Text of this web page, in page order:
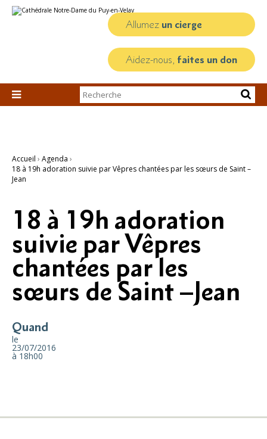
au
personnels
Allumez un cierge
Aidez-nous, faites un don

Chercher par
Recherche
Accueil › Agenda ›
18 à 19h adoration suivie par Vêpres chantées par les sœurs de Saint –
Jean
18 à 19h adoration
suivie par Vêpres
chantées par les
sœurs de Saint –Jean
Quand
le
23/07/2016
à 18h00